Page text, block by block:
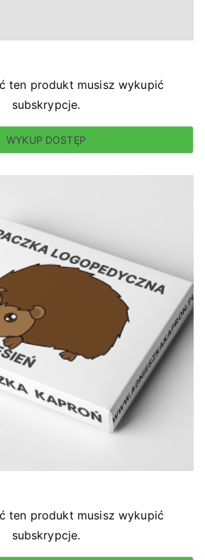
ten produkt musisz wykupić
subskrypcje.
WYKUP DOSTĘP
ten produkt musisz wykupić
subskrypcje.